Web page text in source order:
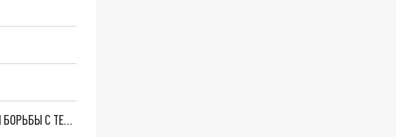
ТУРЦИЯ СТРОИТ ВОЕННУЮ БАЗУ НА ГРАНИЦЕ С АРМЕНИЕЙ НА ГОРЕ АРАРАТ “ДЛЯ БОРЬБЫ С ТЕРРОРИЗМОМ”